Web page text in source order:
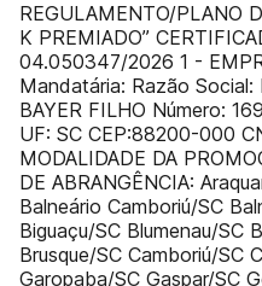
REGULAMENTO/PLANO
K PREMIADO”
04.050347/2026 1 -
Mandatária: Razão Social:
BAYER FILHO Número:
UF: SC CEP:88200-000
MODALIDADE DA
DE ABRANGÊNCIA:
Balneário Camboriú/SC
Biguaçu/SC Blumenau/
Brusque/SC Camboriú/SC
Garopaba/SC Gaspar/SC